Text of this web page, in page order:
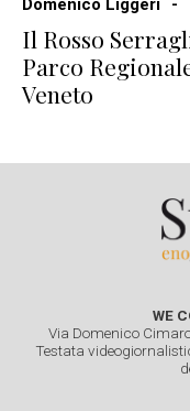
Domenico Liggeri
Il Rosso
Parco
Veneto
WE
Via Domenico
Testata